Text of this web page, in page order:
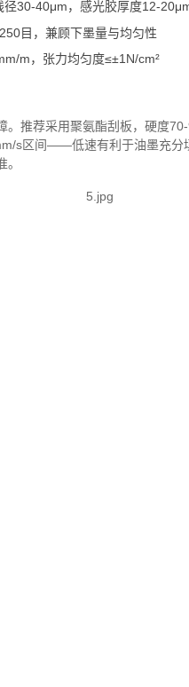
径30-40μm，感光胶厚度12-
目，兼顾下墨量与均匀性
m，张力均匀度≤±1N/cm²
。推荐采用聚氨酯刮板，硬度
s区间——低速有利于油墨充分